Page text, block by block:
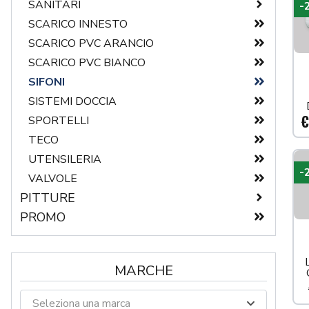
-
-
SANITARI
SEDILI
SCARICO INNESTO
SCARICO PVC ARANCIO
SCARICO PVC BIANCO
SIFONI
SISTEMI DOCCIA
SPORTELLI
TECO
UTENSILERIA
VALVOLE
PITTURE
IMPREGNANTI
PENNELLI
PITTURE DA ESTERNO
PITTURE DA INTERNO
RIVESTIMENTI
PROMO
MARCHE
Seleziona una marca